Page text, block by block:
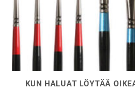
KUN HALUAT LÖYTÄÄ